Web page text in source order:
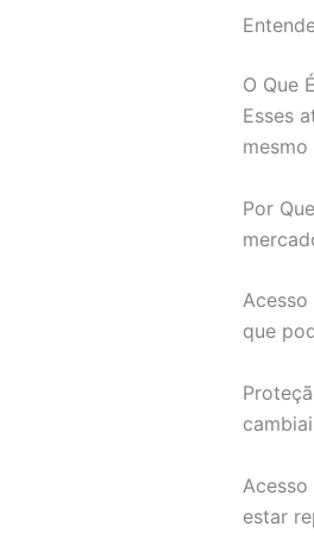
O Que
Esses
Por
que
estar